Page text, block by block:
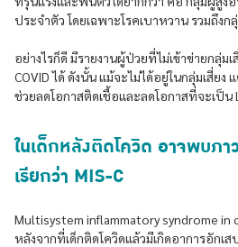
ประจำตัว โดยเฉพาะโรคเบาหวาน รวมถึ
อย่างไรก็ดี มีรายงานผู้ป่วยที่ไม่เข้าข่ายกลุ่ม
COVID ได้ ดังนั้น แม้จะไม่ได้อยู่ในกลุ่มเสี่ยง
ช่วยลดโอกาสติดเชื้อและลดโอกาสที่จะเป็น
ในเด็กหลังติดโควิด อาจพบภ
เรียกว่า MIS-C
Multisystem inflammatory syndrome in
หลังจากที่เด็กติดโควิดแล้วมีเกิดอาการอักเ